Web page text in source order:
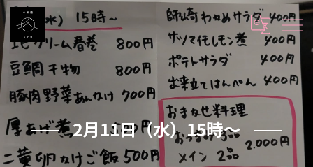
2月11日（水）15時〜